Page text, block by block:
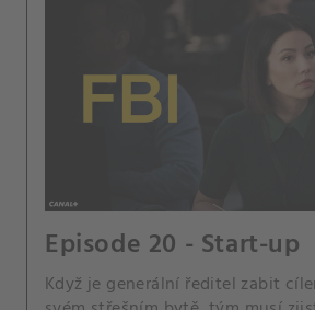
Episode 20 - Start-up
Když je generální ředitel zabit